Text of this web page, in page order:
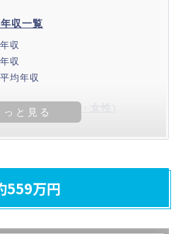
収一覧
収
収
均年収
収(全体・男性・女性)
559万円